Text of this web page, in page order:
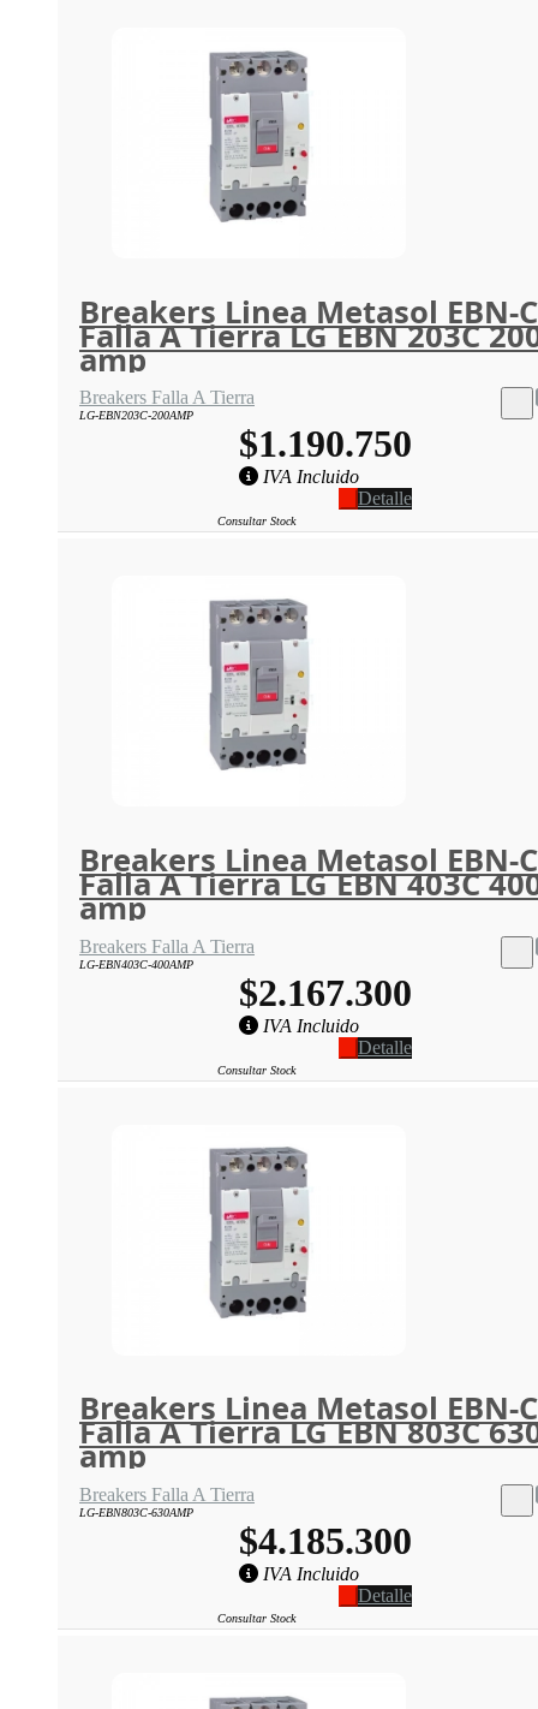
Breakers Linea Metasol EBN-C
Falla A Tierra LG EBN 203C
amp
Breakers Falla A Tierra
LG-EBN203C-200AMP
$1.190.750
IVA Incluido
Detalle
Consultar Stock
Breakers Linea Metasol EBN-C
Falla A Tierra LG EBN 403C
amp
Breakers Falla A Tierra
LG-EBN403C-400AMP
$2.167.300
IVA Incluido
Detalle
Consultar Stock
Breakers Linea Metasol EBN-C
Falla A Tierra LG EBN 803C
amp
Breakers Falla A Tierra
LG-EBN803C-630AMP
$4.185.300
IVA Incluido
Detalle
Consultar Stock